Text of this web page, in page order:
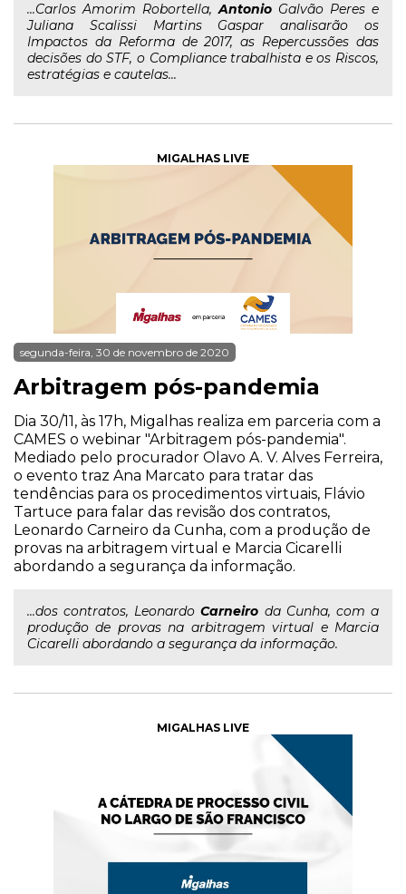
...Carlos Amorim Robortella,Antonio Galvão Peres e
Juliana Scalissi Martins Gaspar analisarão os
Impactos da Reforma de 2017, as Repercussões das
decisões do STF, o Compliance trabalhista e os Riscos,
estratégias e cautelas...
MIGALHAS LIVE
segunda-feira, 30 de novembro de 2020
Arbitragem pós-pandemia
Dia 30/11, às 17h, Migalhas realiza em parceria com a
CAMES o webinar "Arbitragem pós-pandemia".
Mediado pelo procurador Olavo A. V. Alves Ferreira,
o evento traz Ana Marcato para tratar das
tendências para os procedimentos virtuais, Flávio
Tartuce para falar das revisão dos contratos,
Leonardo Carneiro da Cunha, com a produção de
provas na arbitragem virtual e Marcia Cicarelli
abordando a segurança da informação.
...dos contratos, LeonardoCarneiro da Cunha, com a
produção de provas na arbitragem virtual e Marcia
Cicarelli abordando a segurança da informação.
MIGALHAS LIVE